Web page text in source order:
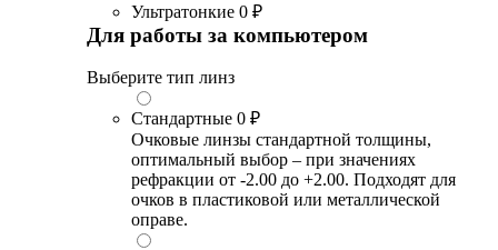
Ультратонкие 0 ₽
Для работы за компьютером
Выберите тип линз
Стандартные 0 ₽
Очковые линзы стандартной толщины,
оптимальный выбор – при значениях
рефракции от -2.00 до +2.00. Подходят для
очков в пластиковой или металлической
оправе.